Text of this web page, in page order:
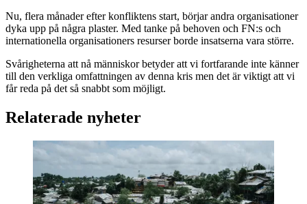
Nu, flera månader efter konfliktens start, börjar andra organisationer
dyka upp på några plaster. Med tanke på behoven och FN:s och
internationella organisationers resurser borde insatserna vara större.
Svårigheterna att nå människor betyder att vi fortfarande inte känner
till den verkliga omfattningen av denna kris men det är viktigt att vi
får reda på det så snabbt som möjligt.
Relaterade nyheter